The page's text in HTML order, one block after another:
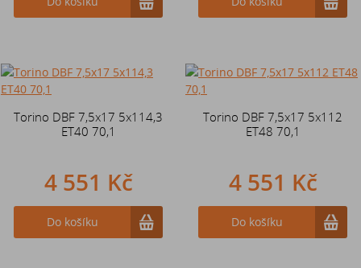
Torino DBF 7,5x17 5x114,3
ET40 70,1
4 551 Kč
Do košíku
Torino DBF 7,5x17 5x112
ET48 70,1
4 551 Kč
Do košíku